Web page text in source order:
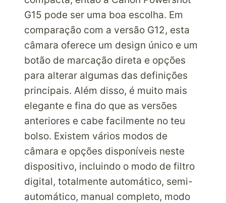
G15 pode ser uma boa escolha. Em
comparação com a versão G12, esta
câmara oferece um design único e um
botão de marcação direta e opções
para alterar algumas das definições
principais. Além disso, é muito mais
elegante e fina do que as versões
anteriores e cabe facilmente no teu
bolso. Existem vários modos de
câmara e opções disponíveis neste
dispositivo, incluindo o modo de filtro
digital, totalmente automático, semi-
automático, manual completo, modo